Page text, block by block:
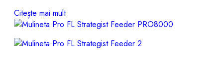
din
5
Citește mai mult